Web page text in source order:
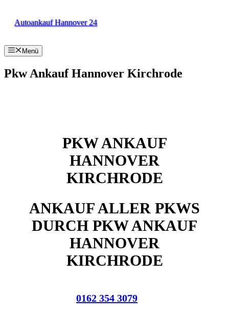
InhaltAutoankauf Hannover 24
Menü
Pkw Ankauf Hannover Kirchrode
PKW ANKAUF
HANNOVER
KIRCHRODE
ANKAUF ALLER PKWS
DURCH PKW ANKAUF
HANNOVER
KIRCHRODE
0162 354 3079